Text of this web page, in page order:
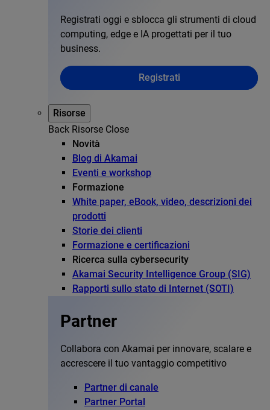
Registrati oggi e sblocca gli strumenti di cloud
computing, edge e IA progettati per il tuo
business.
Registrati
Risorse
Back Risorse Close
Novità
Blog di Akamai
Eventi e workshop
Formazione
White paper, eBook, video, descrizioni dei
prodotti
Storie dei clienti
Formazione e certificazioni
Ricerca sulla cybersecurity
Akamai Security Intelligence Group (SIG)
Rapporti sullo stato di Internet (SOTI)
Partner
Collabora con Akamai per innovare, scalare e
accrescere il tuo vantaggio competitivo
Partner di canale
Partner Portal